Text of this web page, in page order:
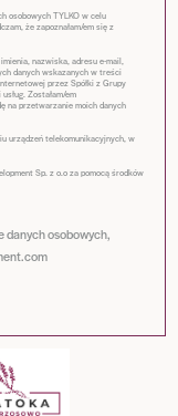
osobowych TYLKO w celu
że zapoznałam/em się z
nazwiska, adresu e-mail,
danych wskazanych w treści
przez Spółki z Grupy
Zostałam/em
na przetwarzanie moich danych
urządzeń telekomunikacyjnych, w
Sp. z o.o za pomocą środków
danych osobowych,